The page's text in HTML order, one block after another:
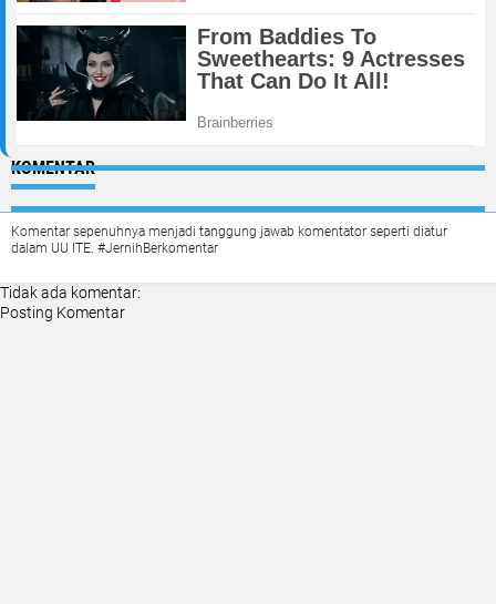
KOMENTAR
Komentar sepenuhnya menjadi tanggung jawab komentator seperti diatur
dalam UU ITE. #JernihBerkomentar
Tidak ada komentar:
Posting Komentar